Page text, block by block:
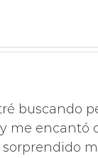
buscando
me encantó